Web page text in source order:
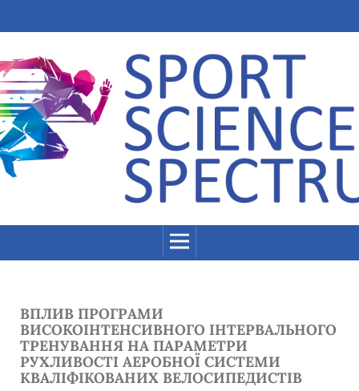
ВПЛИВ ПРОГРАМИ
ВИСОКОІНТЕНСИВНОГО ІНТЕРВАЛЬНОГО
ТРЕНУВАННЯ НА ПАРАМЕТРИ
РУХЛИВОСТІ АЕРОБНОЇ СИСТЕМИ
КВАЛІФІКОВАНИХ ВЕЛОСИПЕДИСТІВ